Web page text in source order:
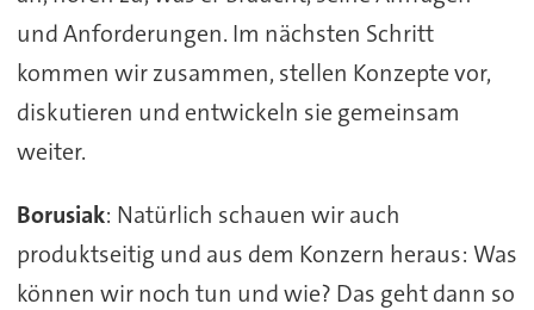
und Anforderungen. Im nächsten Schritt
kommen wir zusammen, stellen Konzepte vor,
diskutieren und entwickeln sie gemeinsam
weiter.
Borusiak: Natürlich schauen wir auch
produktseitig und aus dem Konzern heraus: Was
können wir noch tun und wie? Das geht dann so